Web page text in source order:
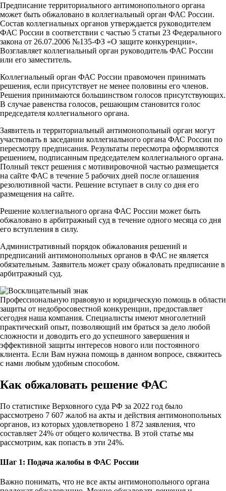
Предписание территориального антимонопольного органа
может быть обжаловано в коллегиальный орган ФАС России.
Состав коллегиальных органов утверждается руководителем
ФАС России в соответствии с частью 5 статьи 23 Федерального
закона от 26.07.2006 №135-ФЗ «О защите конкуренции».
Возглавляет коллегиальный орган руководитель ФАС России
или его заместитель.
Коллегиальный орган ФАС России правомочен принимать
решения, если присутствует не менее половины его членов.
Решения принимаются большинством голосов присутствующих.
В случае равенства голосов, решающим становится голос
председателя коллегиального органа.
Заявитель и территориальный антимонопольный орган могут
участвовать в заседании коллегиального органа ФАС России по
пересмотру предписания. Результаты пересмотра оформляются
решением, подписанным председателем коллегиального органа.
Полный текст решения с мотивировочной частью размещается
на сайте ФАС в течение 5 рабочих дней после оглашения
резолютивной части. Решение вступает в силу со дня его
размещения на сайте.
Решение коллегиального органа ФАС России может быть
обжаловано в арбитражный суд в течение одного месяца со дня
его вступления в силу.
Административный порядок обжалования решений и
предписаний антимонопольных органов в ФАС не является
обязательным. Заявитель может сразу обжаловать предписание в
арбитражный суд.
Профессиональную правовую и юридическую помощь в области
защиты от недобросовестной конкуренции, предоставляет
сегодня наша компания. Специалисты имеют многолетний
практический опыт, позволяющий им браться за дело любой
сложности и доводить его до успешного завершения и
эффективной защиты интересов нового или постоянного
клиента. Если Вам нужна помощь в данном вопросе, свяжитесь
с нами любым удобным способом.
Как обжаловать решение ФАС
По статистике Верховного суда РФ за 2022 год было
рассмотрено 7 607 жалоб на акты и действия антимонопольных
органов, из которых удовлетворено 1 872 заявления, что
составляет 24% от общего количества. В этой статье мы
рассмотрим, как попасть в эти 24%.
Шаг 1: Подача жалобы в ФАС России
Важно понимать, что не все акты антимонопольного органа